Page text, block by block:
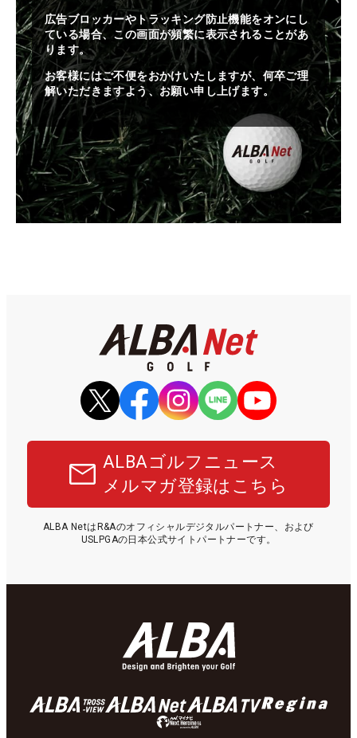
広告ブロッカーやトラッキング防止機能をオンにし
ている場合、この画面が頻繁に表示されることがあ
ります。
お客様にはご不便をおかけいたしますが、何卒ご理
解いただきますよう、お願い申し上げます。
ALBAゴルフニュース
メルマガ登録はこちら
ALBA NetはR&Aのオフィシャルデジタルパートナー、および
USLPGAの日本公式サイトパートナーです。